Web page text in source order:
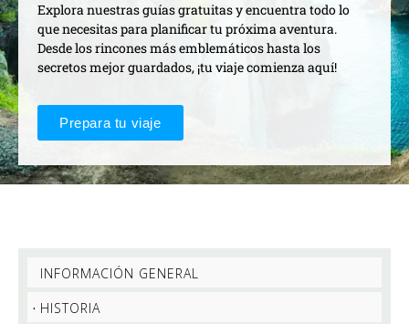
Explora nuestras guías gratuitas y encuentra todo lo
que necesitas para planificar tu próxima aventura.
Desde los rincones más emblemáticos hasta los
secretos mejor guardados, ¡tu viaje comienza aquí!
Prepara tu viaje
INFORMACIÓN GENERAL
HISTORIA